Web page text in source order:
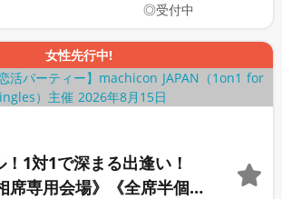
◎受付中
女性先行中!
！1対1で深まる出逢い！
席専用会場》《全席半個